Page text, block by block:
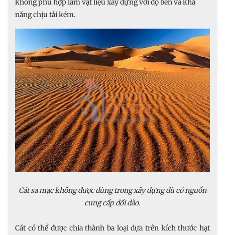
không phù hợp làm vật liệu xây dựng với độ bền và khả
năng chịu tải kém.
Cát sa mạc không được dùng trong xây dựng dù có nguồn
cung cấp dồi dào.
Cát có thể được chia thành ba loại dựa trên kích thước hạt